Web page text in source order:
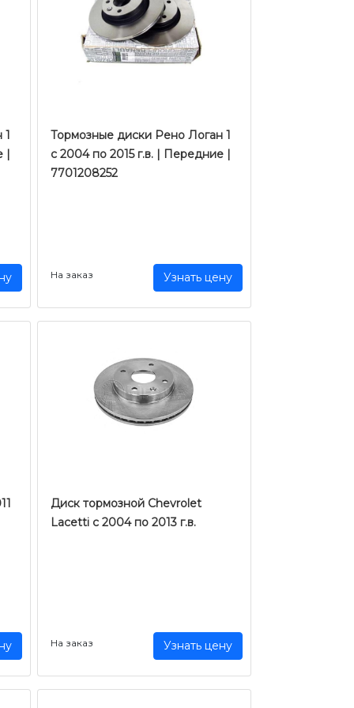
1
|
Тормозные диски Рено Логан 1
c 2004 по 2015 г.в. | Передние |
7701208252
На заказ Узнать цену
Диск тормозной Chevrolet
Lacetti c 2004 по 2013 г.в.
На заказ Узнать цену